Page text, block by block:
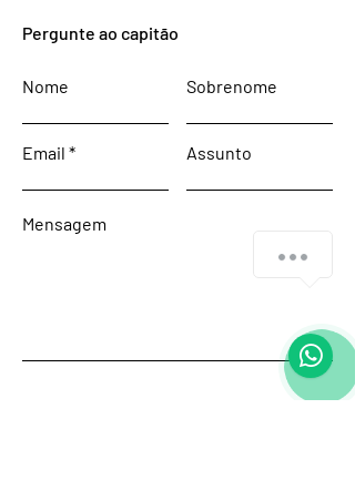
Pergunte ao capitão
Nome Sobrenome
Email Assunto
Mensagem